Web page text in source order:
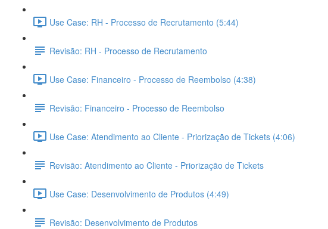
Use Case: RH - Processo de Recrutamento (5:44)
Revisão: RH - Processo de Recrutamento
Use Case: Financeiro - Processo de Reembolso (4:38)
Revisão: Financeiro - Processo de Reembolso
Use Case: Atendimento ao Cliente - Priorização de Tickets (4:06)
Revisão: Atendimento ao Cliente - Priorização de Tickets
Use Case: Desenvolvimento de Produtos (4:49)
Revisão: Desenvolvimento de Produtos